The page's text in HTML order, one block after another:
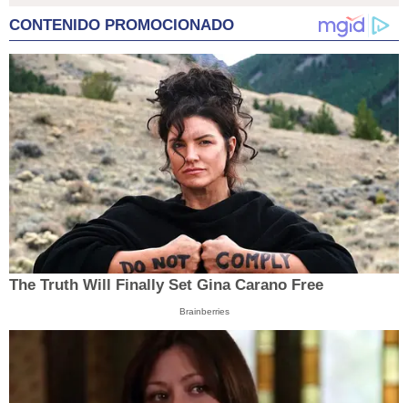
CONTENIDO PROMOCIONADO
The Truth Will Finally Set Gina Carano Free
Brainberries